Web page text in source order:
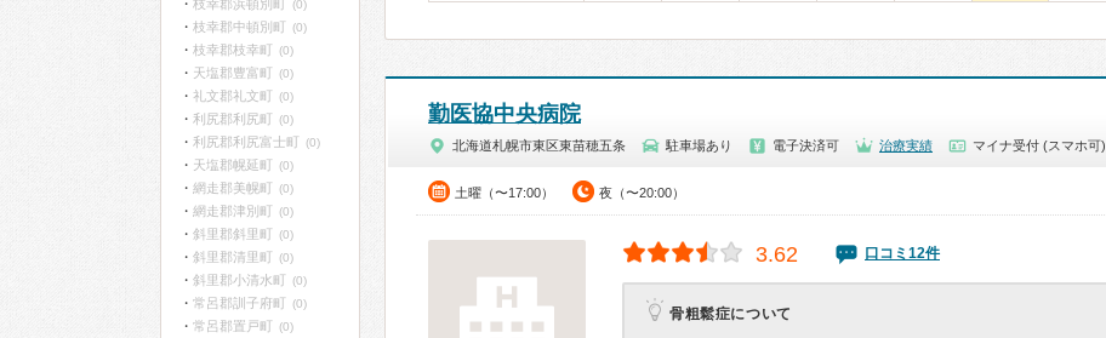
勤医協中央病院
北海道札幌市東区東苗穂五条 駐車場あり 電子決済可 治療実績 マイナ受付 (スマホ可)
土曜（〜17:00） 夜（〜20:00）
3.62 口コミ12件
骨粗鬆症について
枝幸郡浜頓別町 (0)
枝幸郡中頓別町 (0)
枝幸郡枝幸町 (0)
天塩郡豊富町 (0)
礼文郡礼文町 (0)
利尻郡利尻町 (0)
利尻郡利尻富士町 (0)
天塩郡幌延町 (0)
網走郡美幌町 (0)
網走郡津別町 (0)
斜里郡斜里町 (0)
斜里郡清里町 (0)
斜里郡小清水町 (0)
常呂郡訓子府町 (0)
常呂郡置戸町 (0)